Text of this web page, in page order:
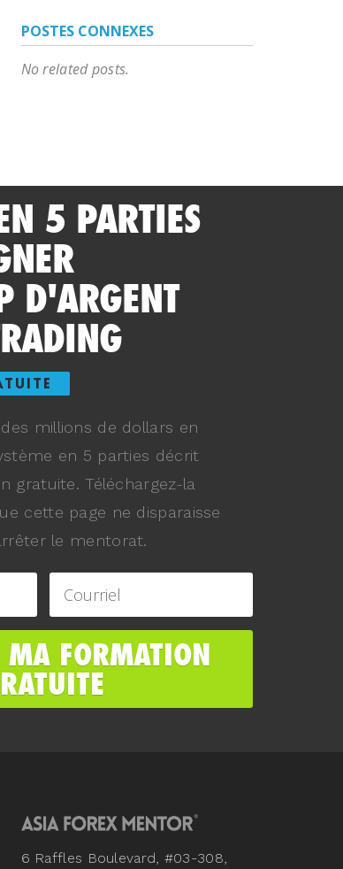
POSTES CONNEXES
No related posts.
5 PARTIES
D'ARGENT
millions de dollars en
en 5 parties décrit
gratuite. Téléchargez-la
cette page ne disparaisse
le mentorat.
6 Raffles Boulevard, #03-308,